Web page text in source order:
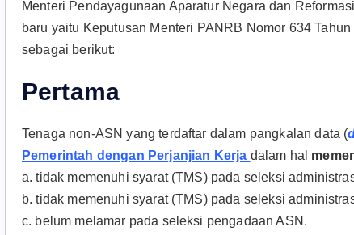
Menteri Pendayagunaan Aparatur Negara dan
baru yaitu Keputusan Menteri PANRB Nomor 634
sebagai berikut:
Pertama
Tenaga non-ASN yang terdaftar dalam pangkalan data (
Pemerintah dengan Perjanjian Kerja dalam hal
a. tidak memenuhi syarat (TMS) pada seleksi
b. tidak memenuhi syarat (TMS) pada seleksi
c. belum melamar pada seleksi pengadaan ASN.